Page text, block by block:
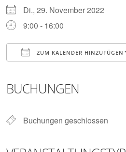
Digitalisieren
und
Klönen
Di., 29. November 2022
9:00 - 16:00
ZUM KALENDER HINZUFÜGEN
BUCHUNGEN
Buchungen geschlossen